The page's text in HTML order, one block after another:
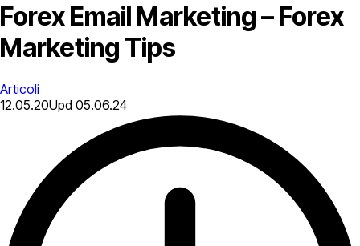
Forex Email Marketing – Forex
Marketing Tips
Articoli
12.05.20Upd 05.06.24